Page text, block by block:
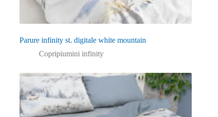
Parure infinity st. digitale white mountain
Copripiumini infinity